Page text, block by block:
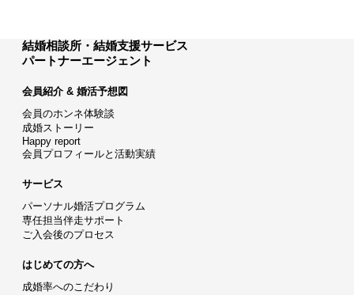
結婚相談所・結婚支援サービス
パートナーエージェント
会員紹介 & 婚活予想図
会員のホンネ体験談
成婚ストーリー
Happy report
会員プロフィールと活動実績
サービス
パーソナル婚活プログラム
専任担当伴走サポート
ご入会後のプロセス
はじめての方へ
成婚率へのこだわり